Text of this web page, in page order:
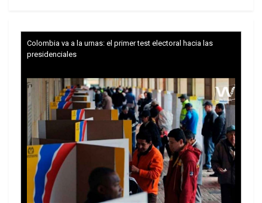
Colombia va a la urnas: el primer test electoral hacia las
presidenciales